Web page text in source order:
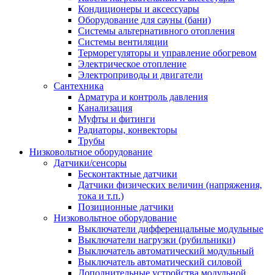
Кондиционеры и аксессуары
Оборудование для сауны (бани)
Системы альтернативного отопления
Системы вентиляции
Терморегуляторы и управление обогревом
Электрическое отопление
Электроприводы и двигатели
Сантехника
Арматура и контроль давления
Канализация
Муфты и фитинги
Радиаторы, конвекторы
Трубы
Низковольтное оборудование
Датчики/сенсоры
Бесконтактные датчики
Датчики физических величин (напряжения,
тока и т.п.)
Позиционные датчики
Низковольтное оборудование
Выключатели дифференцальные модульные
Выключатели нагрузки (рубильники)
Выключатель автоматический модульный
Выключатель автоматический силовой
Дополнительные устройства модульной